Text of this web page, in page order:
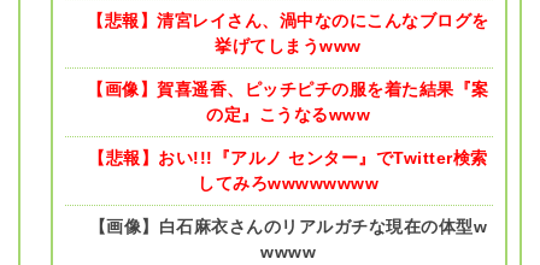
【悲報】清宮レイさん、渦中なのにこんなブログを
挙げてしまうwww
【画像】賀喜遥香、ピッチピチの服を着た結果『案
の定』こうなるwww
【悲報】おい!!!『アルノ センター』でTwitter検索
してみろwwwwwwww
【画像】白石麻衣さんのリアルガチな現在の体型w
wwww